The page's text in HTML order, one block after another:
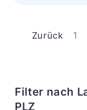
Zurück 1
Filter nach
PLZ